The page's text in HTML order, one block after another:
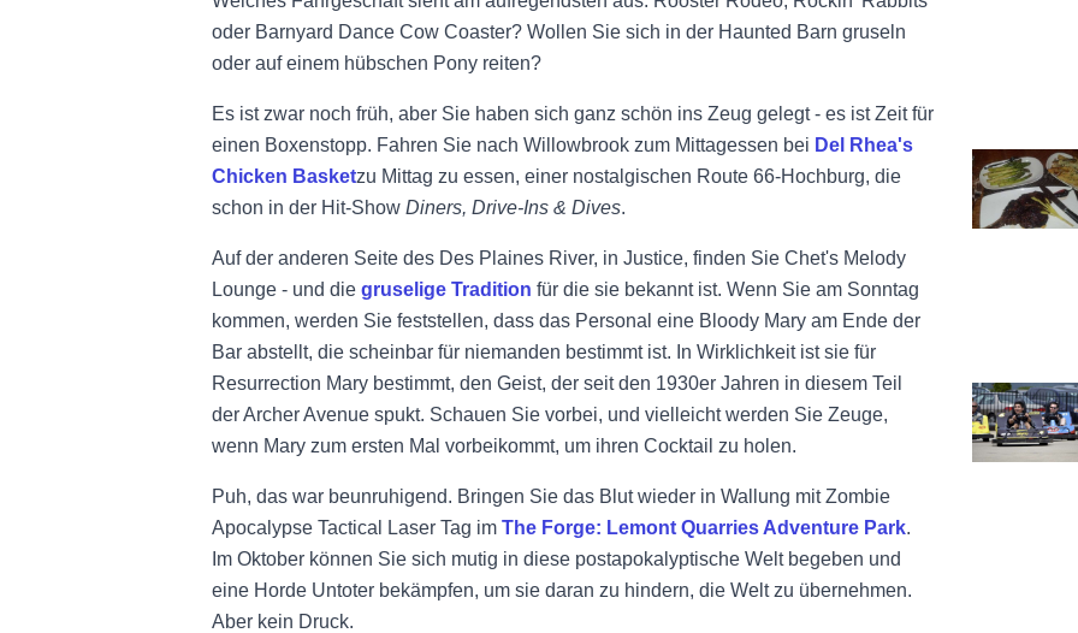
oder Barnyard Dance Cow Coaster? Wollen Sie sich in der Haunted Barn gruseln
oder auf einem hübschen Pony reiten?
Es ist zwar noch früh, aber Sie haben sich ganz schön ins Zeug gelegt - es ist Zeit für
einen Boxenstopp. Fahren Sie nach Willowbrook zum Mittagessen bei Del Rhea's
Chicken Basketzu Mittag zu essen, einer nostalgischen Route 66-Hochburg, die
schon in der Hit-Show Diners, Drive-Ins & Dives.
Auf der anderen Seite des Des Plaines River, in Justice, finden Sie Chet's Melody
Lounge - und die gruselige Tradition für die sie bekannt ist. Wenn Sie am Sonntag
kommen, werden Sie feststellen, dass das Personal eine Bloody Mary am Ende der
Bar abstellt, die scheinbar für niemanden bestimmt ist. In Wirklichkeit ist sie für
Resurrection Mary bestimmt, den Geist, der seit den 1930er Jahren in diesem Teil
der Archer Avenue spukt. Schauen Sie vorbei, und vielleicht werden Sie Zeuge,
wenn Mary zum ersten Mal vorbeikommt, um ihren Cocktail zu holen.
Puh, das war beunruhigend. Bringen Sie das Blut wieder in Wallung mit Zombie
Apocalypse Tactical Laser Tag im The Forge: Lemont Quarries Adventure Park.
Im Oktober können Sie sich mutig in diese postapokalyptische Welt begeben und
eine Horde Untoter bekämpfen, um sie daran zu hindern, die Welt zu übernehmen.
Aber kein Druck.
Siehe Final
Siehe